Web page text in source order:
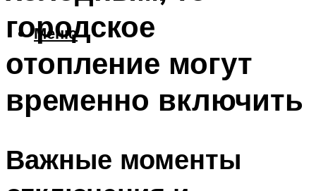
Меню
городское
отопление могут
временно включить
Важные моменты